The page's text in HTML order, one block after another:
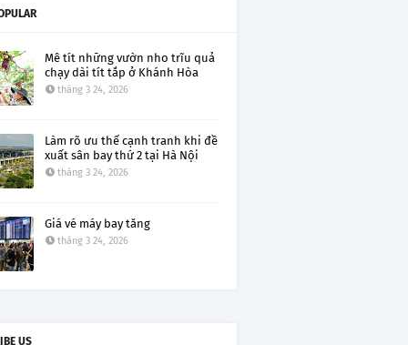
Mê tít những vườn nho trĩu quả
chạy dài tít tắp ở Khánh Hòa
tháng 3 24, 2026
Làm rõ ưu thế cạnh tranh khi đề
xuất sân bay thứ 2 tại Hà Nội
tháng 3 24, 2026
Giá vé máy bay tăng
tháng 3 24, 2026
US